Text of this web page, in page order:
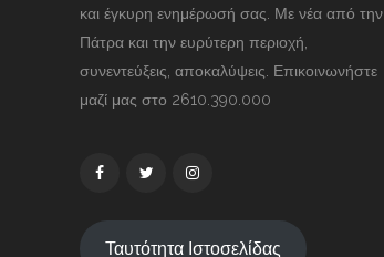
και έγκυρη ενημέρωσή σας. Με νέα από την
Πάτρα και την ευρύτερη περιοχή,
συνεντεύξεις, αποκαλύψεις. Επικοινωνήστε
μαζί μας στο 2610.390.000
Ταυτότητα Ιστοσελίδας